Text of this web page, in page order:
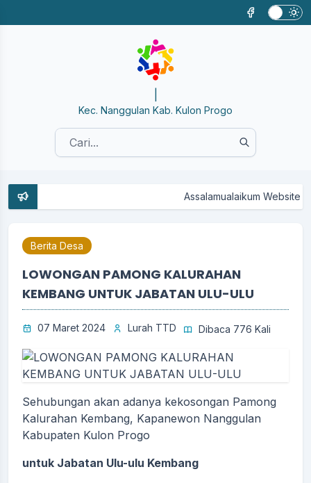
Kec. Nanggulan Kab. Kulon Progo
Assalamualaikum Website
Berita Desa
LOWONGAN PAMONG KALURAHAN
KEMBANG UNTUK JABATAN ULU-ULU
07 Maret 2024 Lurah TTD Dibaca 776 Kali
Sehubungan akan adanya kekosongan Pamong
Kalurahan Kembang, Kapanewon Nanggulan
Kabupaten Kulon Progo
untuk Jabatan Ulu-ulu Kembang